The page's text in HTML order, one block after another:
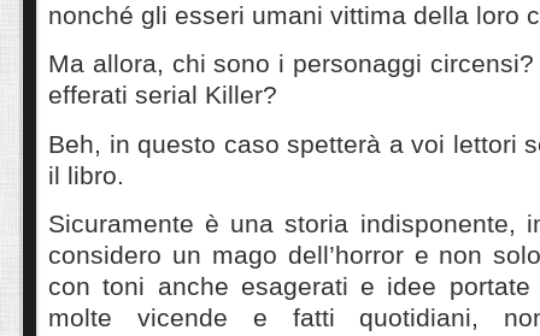
nonché gli esseri umani vittima della loro
Ma allora, chi sono i personaggi
efferati serial Killer?
Beh, in questo caso spetterà a voi lettori
il libro.
Sicuramente è una storia indisponente,
considero un mago dell’horror e non
con toni anche esagerati e idee portate
molte vicende e fatti quotidiani,